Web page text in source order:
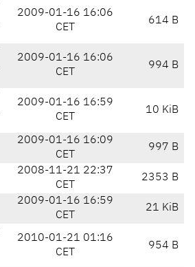
2009-01-16 16:06
CET
614 B
2009-01-16 16:06
CET
994 B
2009-01-16 16:59
CET
10 KiB
2009-01-16 16:09
CET
997 B
2008-11-21 22:37
CET
2353 B
2009-01-16 16:59
CET
21 KiB
2010-01-21 01:16
CET
954 B